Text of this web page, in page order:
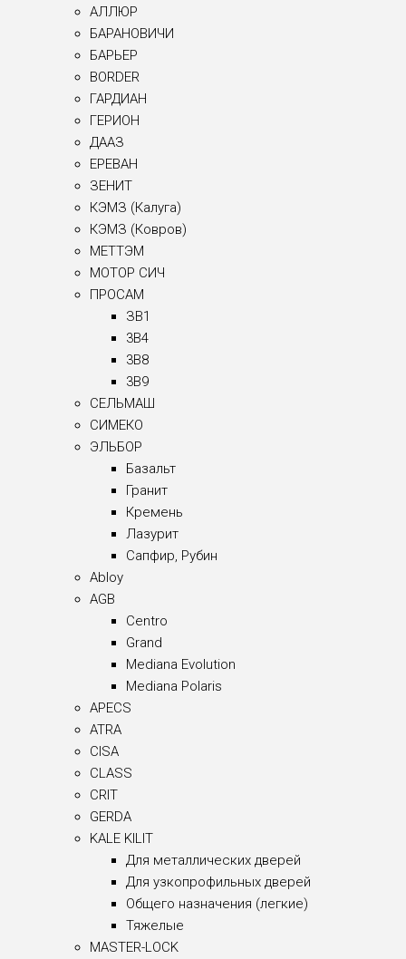
АЛЛЮР
БАРАНОВИЧИ
БАРЬЕР
BORDER
ГАРДИАН
ГЕРИОН
ДААЗ
ЕРЕВАН
ЗЕНИТ
КЭМЗ (Калуга)
КЭМЗ (Ковров)
МЕТТЭМ
МОТОР СИЧ
ПРОСАМ
ЗВ1
3B4
3B8
3B9
СЕЛЬМАШ
СИМЕКО
ЭЛЬБОР
Базальт
Гранит
Кремень
Лазурит
Сапфир, Рубин
Abloy
AGB
Centro
Grand
Mediana Evolution
Mediana Polaris
APECS
ATRA
CISA
CLASS
CRIT
GERDA
KALE KILIT
Для металлических дверей
Для узкопрофильных дверей
Общего назначения (легкие)
Тяжелые
MASTER-LOCK